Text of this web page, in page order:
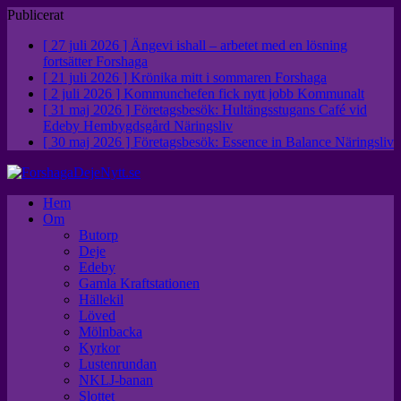
Publicerat
[ 27 juli 2026 ] Ängevi ishall – arbetet med en lösning
fortsätter Forshaga
[ 21 juli 2026 ] Krönika mitt i sommaren Forshaga
[ 2 juli 2026 ] Kommunchefen fick nytt jobb Kommunalt
[ 31 maj 2026 ] Företagsbesök: Hultängsstugans Café vid
Edeby Hembygdsgård Näringsliv
[ 30 maj 2026 ] Företagsbesök: Essence in Balance Näringsliv
Hem
Om
Butorp
Deje
Edeby
Gamla Kraftstationen
Hällekil
Löved
Mölnbacka
Kyrkor
Lustenrundan
NKLJ-banan
Slottet